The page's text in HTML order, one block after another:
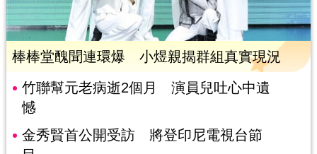
棒棒堂醜聞連環爆 小煜親揭群組真實現況
竹聯幫元老病逝2個月 演員兒吐心中遺
憾
金秀賢首公開受訪 將登印尼電視台節